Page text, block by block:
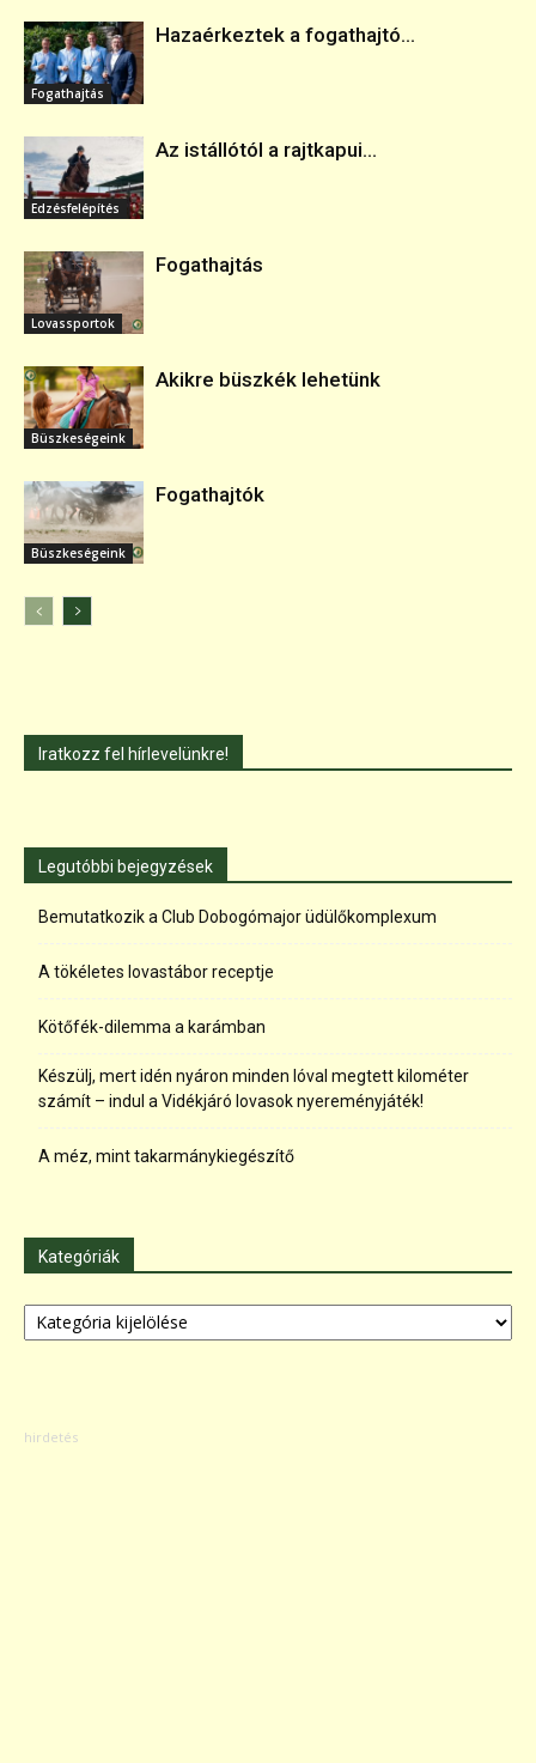
Fogathajtás
Hazaérkeztek a fogathajtó...
Edzésfelépítés
Az istállótól a rajtkapui...
Lovassportok
Fogathajtás
Büszkeségeink
Akikre büszkék lehetünk
Büszkeségeink
Fogathajtók
Iratkozz fel hírlevelünkre!
Legutóbbi bejegyzések
Bemutatkozik a Club Dobogómajor üdülőkomplexum
A tökéletes lovastábor receptje
Kötőfék-dilemma a karámban
Készülj, mert idén nyáron minden lóval megtett kilométer
számít – indul a Vidékjáró lovasok nyereményjáték!
A méz, mint takarmánykiegészítő
Kategóriák
Kategóriák